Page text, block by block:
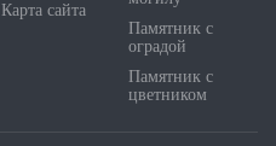
Карта сайта
Памятник с
оградой
Памятник с
цветником